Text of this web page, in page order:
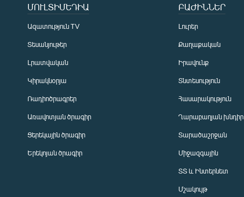
ՄՈՒԼՏԻՄԵԴԻԱ
Ազատություն TV
Տեսանյութեր
Լրատվական
Կիրակնօրյա
Ռադիոծրագրեր
Առավոտյան ծրագիր
Ցերեկային ծրագիր
Երեկոյան ծրագիր
ԲԱԺԻՆՆԵՐ
Լուրեր
Քաղաքական
Իրավունք
Տնտեսություն
Հասարակություն
Ղարաբաղյան խնդիր
Տարածաշրջան
Միջազգային
ՏՏ և Ինտերնետ
Մշակույթ